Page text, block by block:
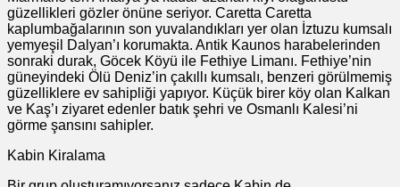
güzellikleri gözler önüne seriyor. Caretta Caretta
kaplumbağalarının son yuvalandıkları yer olan İztuzu kumsalı
yemyeşil Dalyan’ı korumakta. Antik Kaunos harabelerinden
sonraki durak, Göcek Köyü ile Fethiye Limanı. Fethiye’nin
güneyindeki Ölü Deniz’in çakıllı kumsalı, benzeri görülmemiş
güzelliklere ev sahipliği yapıyor. Küçük birer köy olan Kalkan
ve Kaş’ı ziyaret edenler batık şehri ve Osmanlı Kalesi’ni
görme şansını sahipler.
Kabin Kiralama